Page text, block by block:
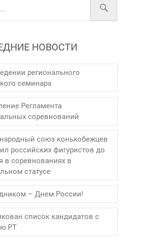
НОВОСТИ
регионального
семинара
Регламента
соревнований
союз конькобежцев
российских фигуристов до
в соревнованиях в
статусе
– Днем России!
список кандидатов с
РТ